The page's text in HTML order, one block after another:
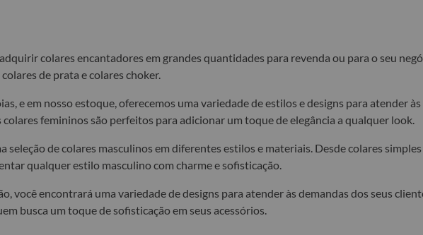
colares encantadores em grandes quantidades para revenda ou para o seu
de prata e colares choker.
e em nosso estoque, oferecemos uma variedade de estilos e designs para atender
femininos são perfeitos para adicionar um toque de elegância a qualquer look.
seleção de colares masculinos em diferentes estilos e materiais. Desde colares
qualquer estilo masculino com charme e sofisticação.
você encontrará uma variedade de designs para atender às demandas dos seus
busca um toque de sofisticação em seus acessórios.